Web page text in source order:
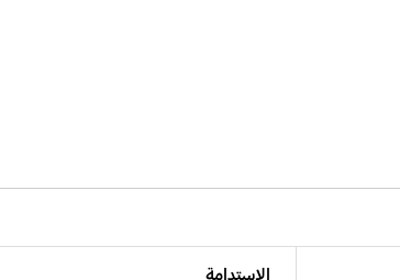
الاستدامة